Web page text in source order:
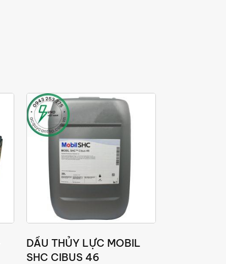
DẦU THỦY LỰC MOBIL
SHC CIBUS 46